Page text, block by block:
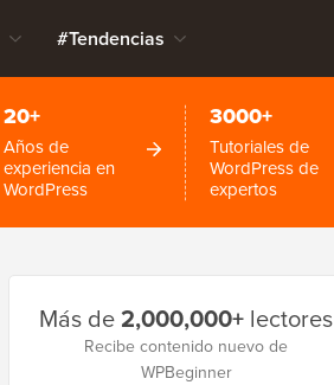
#Tendencias
20+
Años de
experiencia en
WordPress
3000+
Tutoriales de
WordPress de
expertos
lateral
Más de2,000,000+ lectores
Recibe contenido nuevo de
WPBeginner